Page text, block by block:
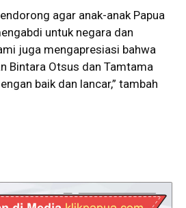
agar anak-anak Papua
untuk negara dan
juga mengapresiasi bahwa
Bintara Otsus dan Tamtama
baik dan lancar,” tambah